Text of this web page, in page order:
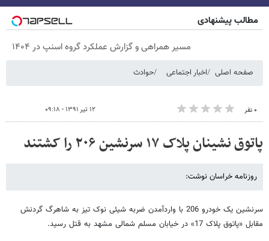
مطالب پیشنهادی
مسیر همراهی و گزارش عملکرد گروه اسنپ در ۱۴۰۴
صفحه اصلی اخبار اجتماعی حوادث
۰ نفر ۱۲ تیر ۱۳۹۱ - ۰۹:۱۸
پاتوق نشینان پلاک ۱۷ سرنشین ۲۰۶ را کشتند
روزنامه خراسان نوشت:
سرنشین یک خودرو 206 با واردآمدن ضربه شیئی نوک تیز به شاهرگ گردنش
مقابل «پاتوق پلاک 17» در خیابان مسلم شمالی مشهد به قتل رسید.